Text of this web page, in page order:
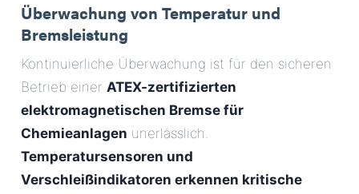
Überwachung von Temperatur und
Bremsleistung
Kontinuierliche Überwachung ist für den sicheren
Betrieb einer ATEX-zertifizierten
elektromagnetischen Bremse für
Chemieanlagen unerlässlich.
Temperatursensoren und
Verschleißindikatoren erkennen kritische